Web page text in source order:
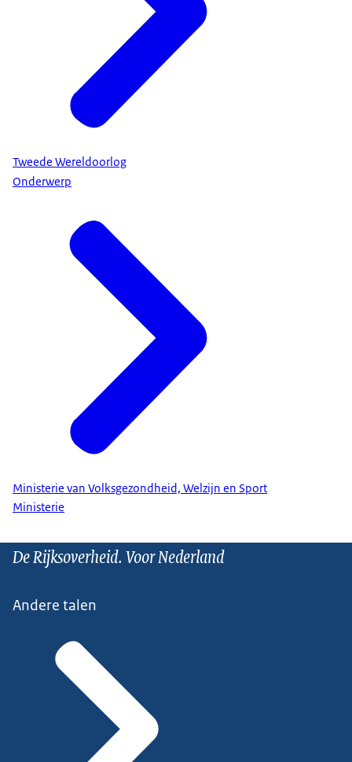
Tweede Wereldoorlog
Onderwerp
Ministerie van Volksgezondheid, Welzijn en Sport
Ministerie
De Rijksoverheid. Voor Nederland
Andere talen